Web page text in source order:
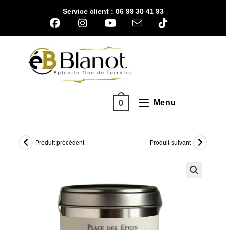
Service client : 06 99 30 41 93
0 Menu
Produit précédent Produit suivant